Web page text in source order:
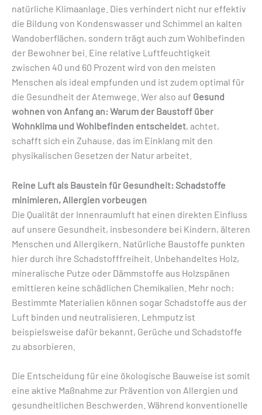
natürliche Klimaanlage. Dies verhindert nicht nur effektiv
die Bildung von Kondenswasser und Schimmel an kalten
Wandoberflächen, sondern trägt auch zum Wohlbefinden
der Bewohner bei. Eine relative Luftfeuchtigkeit
zwischen 40 und 60 Prozent wird von den meisten
Menschen als ideal empfunden und ist zudem optimal für
die Gesundheit der Atemwege. Wer also auf Gesund
wohnen von Anfang an: Warum der Baustoff über
Wohnklima und Wohlbefinden entscheidet, achtet,
schafft sich ein Zuhause, das im Einklang mit den
physikalischen Gesetzen der Natur arbeitet.
Reine Luft als Baustein für Gesundheit: Schadstoffe
minimieren, Allergien vorbeugen
Die Qualität der Innenraumluft hat einen direkten Einfluss
auf unsere Gesundheit, insbesondere bei Kindern, älteren
Menschen und Allergikern. Natürliche Baustoffe punkten
hier durch ihre Schadstofffreiheit. Unbehandeltes Holz,
mineralische Putze oder Dämmstoffe aus Holzspänen
emittieren keine schädlichen Chemikalien. Mehr noch:
Bestimmte Materialien können sogar Schadstoffe aus der
Luft binden und neutralisieren. Lehmputz ist
beispielsweise dafür bekannt, Gerüche und Schadstoffe
zu absorbieren.
Die Entscheidung für eine ökologische Bauweise ist somit
eine aktive Maßnahme zur Prävention von Allergien und
gesundheitlichen Beschwerden. Während konventionelle